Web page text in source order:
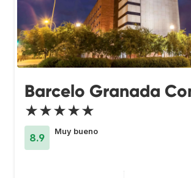
Barcelo Granada
★★★★★
8.9
Muy bueno